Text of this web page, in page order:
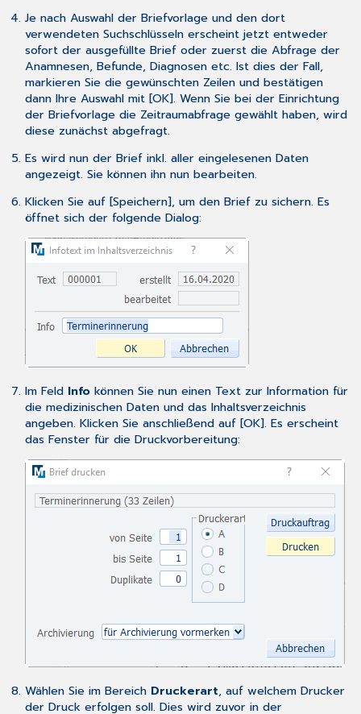
Je nach Auswahl der Briefvorlage und den dort
verwendeten Suchschlüsselnerscheint jetzt entweder
sofort der ausgefüllte Brief oder zuerst die Abfrage der
Anamnesen, Befunde, Diagnosen etc. Ist dies der Fall,
markieren Sie die gewünschten Zeilen und bestätigen
dann Ihre Auswahl mit [OK]. Wenn Sie bei der Einrichtung
der Briefvorlage die Zeitraumabfrage gewählt haben, wird
diese zunächst abgefragt.
Es wird nun der Brief inkl. aller eingelesenen Daten
angezeigt. Sie können ihn nun bearbeiten.
Klicken Sie auf [Speichern], um den Brief zu sichern. Es
öffnet sich der folgende Dialog:
Im Feld Infokönnen Sie nun einen Text zur Information für
die medizinischen Daten und das Inhaltsverzeichnis
angeben. Klicken Sie anschließend auf [OK]. Es erscheint
das Fenster für die Druckvorbereitung:
Wählen Sie im Bereich Druckerart, auf welchem Drucker
der Druck erfolgen soll. Dies wird zuvor in der